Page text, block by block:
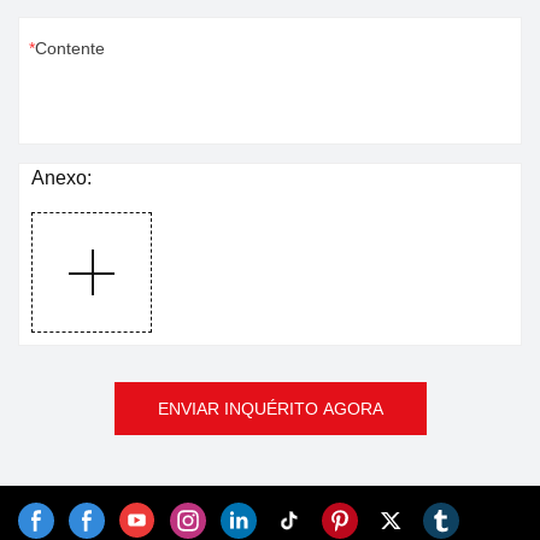
Contente
Anexo:
ENVIAR INQUÉRITO AGORA